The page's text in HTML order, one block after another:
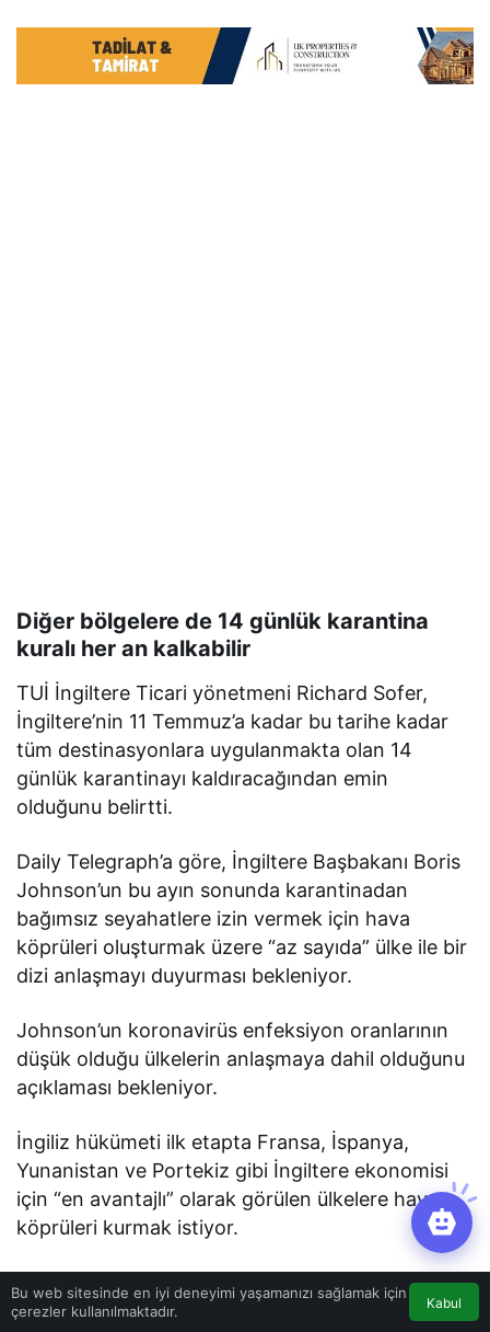
Diğer bölgelere de 14 günlük karantina
kuralı her an kalkabilir
TUİ İngiltere Ticari yönetmeni Richard Sofer,
İngiltere’nin 11 Temmuz’a kadar bu tarihe kadar
tüm destinasyonlara uygulanmakta olan 14
günlük karantinayı kaldıracağından emin
olduğunu belirtti.
Daily Telegraph’a göre, İngiltere Başbakanı Boris
Johnson’un bu ayın sonunda karantinadan
bağımsız seyahatlere izin vermek için hava
köprüleri oluşturmak üzere “az sayıda” ülke ile bir
dizi anlaşmayı duyurması bekleniyor.
Johnson’un koronavirüs enfeksiyon oranlarının
düşük olduğu ülkelerin anlaşmaya dahil olduğunu
açıklaması bekleniyor.
İngiliz hükümeti ilk etapta Fransa, İspanya,
Yunanistan ve Portekiz gibi İngiltere ekonomisi
için “en avantajlı” olarak görülen ülkelere hava
köprüleri kurmak istiyor.
Havayolu şirketleri Türkiye dahil 45
ülkenin karantina kuralından muaf
Bu web sitesinde en iyi deneyimi yaşamanızı sağlamak için
çerezler kullanılmaktadır.
Kabul